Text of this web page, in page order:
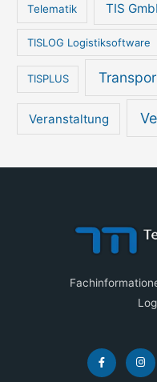
Telematik TIS
TISLOG Logistiksoftware
TISPLUS
Veranstaltung
F
a
I
n